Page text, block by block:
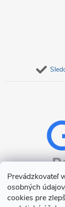
Prevádzkovateľ
osobných
cookies pre